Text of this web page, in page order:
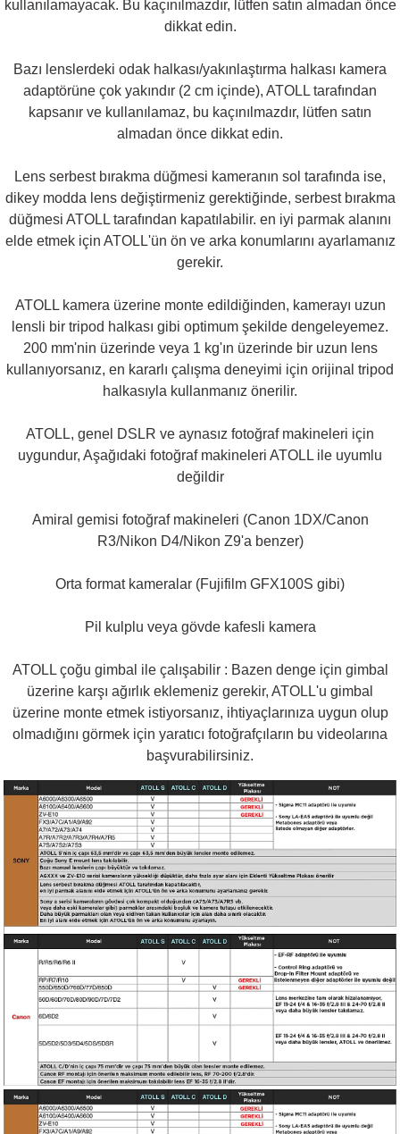
kullanılamayacak. Bu kaçınılmazdır, lütfen satın almadan önce
dikkat edin.
Bazı lenslerdeki odak halkası/yakınlaştırma halkası kamera
adaptörüne çok yakındır (2 cm içinde), ATOLL tarafından
kapsanır ve kullanılamaz, bu kaçınılmazdır, lütfen satın
almadan önce dikkat edin.
Lens serbest bırakma düğmesi kameranın sol tarafında ise,
dikey modda lens değiştirmeniz gerektiğinde, serbest bırakma
düğmesi ATOLL tarafından kapatılabilir. en iyi parmak alanını
elde etmek için ATOLL'ün ön ve arka konumlarını ayarlamanız
gerekir.
ATOLL kamera üzerine monte edildiğinden, kamerayı uzun
lensli bir tripod halkası gibi optimum şekilde dengeleyemez.
200 mm'nin üzerinde veya 1 kg'ın üzerinde bir uzun lens
kullanıyorsanız, en kararlı çalışma deneyimi için orijinal tripod
halkasıyla kullanmanız önerilir.
ATOLL, genel DSLR ve aynasız fotoğraf makineleri için
uygundur, Aşağıdaki fotoğraf makineleri ATOLL ile uyumlu
değildir
Amiral gemisi fotoğraf makineleri (Canon 1DX/Canon
R3/Nikon D4/Nikon Z9'a benzer)
Orta format kameralar (Fujifilm GFX100S gibi)
Pil kulplu veya gövde kafesli kamera
ATOLL çoğu gimbal ile çalışabilir : Bazen denge için gimbal
üzerine karşı ağırlık eklemeniz gerekir, ATOLL'u gimbal
üzerine monte etmek istiyorsanız, ihtiyaçlarınıza uygun olup
olmadığını görmek için yaratıcı fotoğrafçıların bu videolarına
başvurabilirsiniz.